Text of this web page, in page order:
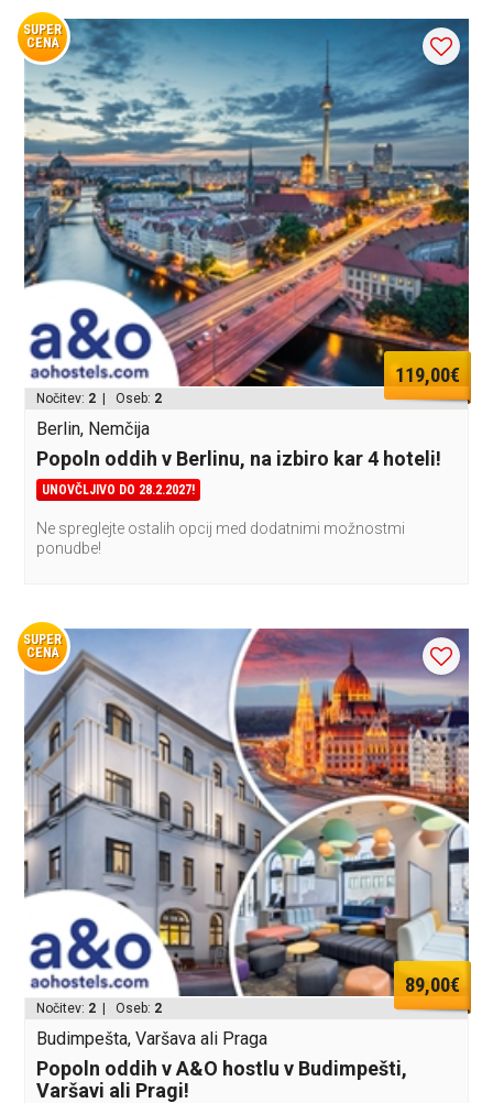
SUPER
CENA
119,00€
Nočitev: 2 | Oseb: 2
Berlin, Nemčija
Popoln oddih v Berlinu, na izbiro kar 4 hoteli!
UNOVČLJIVO DO 28.2.2027!
Ne spreglejte ostalih opcij med dodatnimi možnostmi
ponudbe!
SUPER
CENA
89,00€
Nočitev: 2 | Oseb: 2
Budimpešta, Varšava ali Praga
Popoln oddih v A&O hostlu v Budimpešti,
Varšavi ali Pragi!